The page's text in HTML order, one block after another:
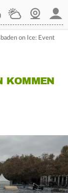
WetterWebcam
on Ice: Event
KOMMEN